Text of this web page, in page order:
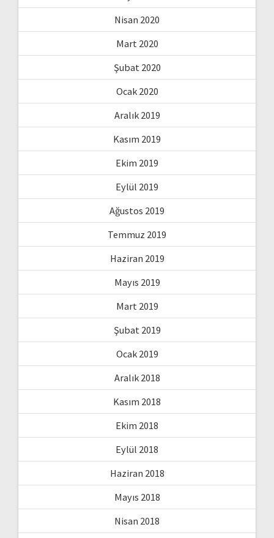
Nisan 2020
Mart 2020
Şubat 2020
Ocak 2020
Aralık 2019
Kasım 2019
Ekim 2019
Eylül 2019
Ağustos 2019
Temmuz 2019
Haziran 2019
Mayıs 2019
Mart 2019
Şubat 2019
Ocak 2019
Aralık 2018
Kasım 2018
Ekim 2018
Eylül 2018
Haziran 2018
Mayıs 2018
Nisan 2018